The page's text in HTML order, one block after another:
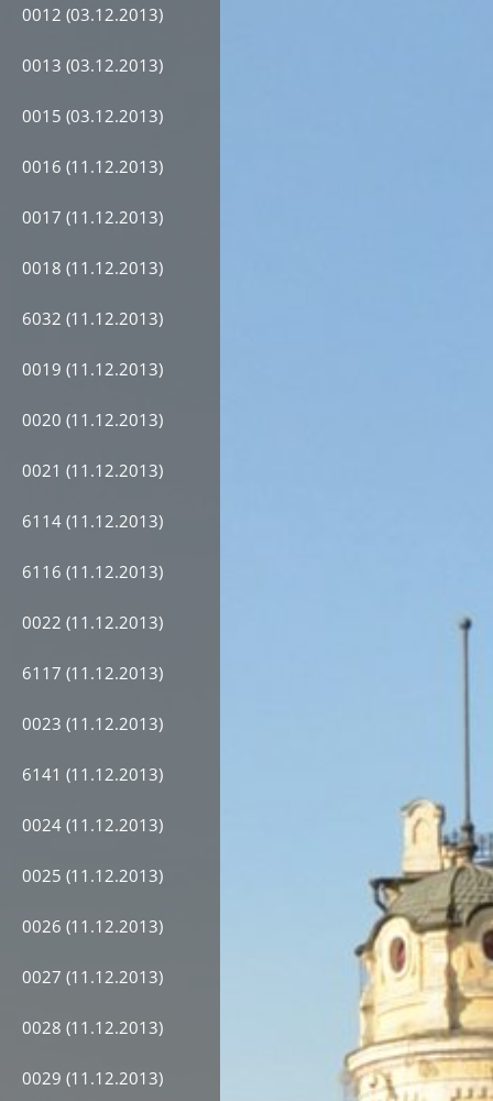
0012 (03.12.2013)
0013 (03.12.2013)
0015 (03.12.2013)
0016 (11.12.2013)
0017 (11.12.2013)
0018 (11.12.2013)
6032 (11.12.2013)
0019 (11.12.2013)
0020 (11.12.2013)
0021 (11.12.2013)
6114 (11.12.2013)
6116 (11.12.2013)
0022 (11.12.2013)
6117 (11.12.2013)
0023 (11.12.2013)
6141 (11.12.2013)
0024 (11.12.2013)
0025 (11.12.2013)
0026 (11.12.2013)
0027 (11.12.2013)
0028 (11.12.2013)
0029 (11.12.2013)